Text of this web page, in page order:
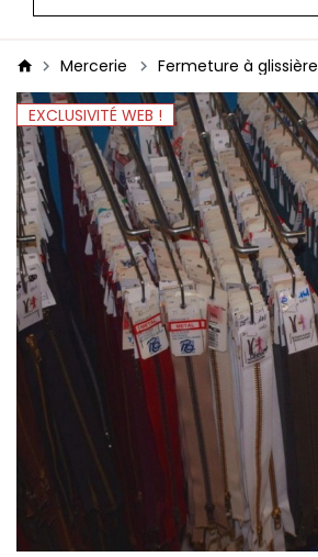
Mercerie Fermeture à glissière
EXCLUSIVITÉ WEB !